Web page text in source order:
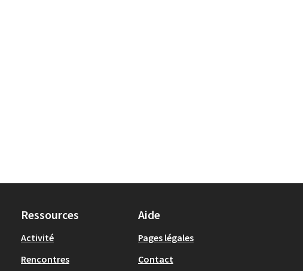
Ressources
Activité
Rencontres
Aide
Pages légales
Contact